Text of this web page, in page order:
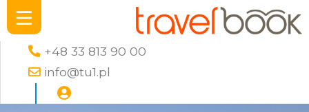
+48 33 813 90 00
info@tu1.pl